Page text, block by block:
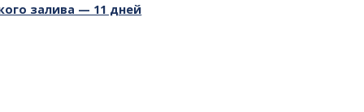
залива — 11 дней